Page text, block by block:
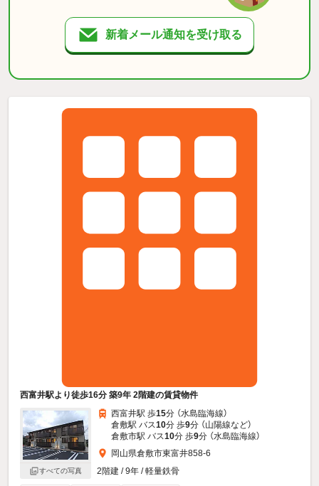
新着メール通知を受け取る
西富井駅より徒歩16分 築9年 2階建の賃貸物件
すべての写真
西富井駅 歩15分 （水島臨海線）
倉敷駅 バス10分 歩9分 （山陽線など）
倉敷市駅 バス10分 歩9分 （水島臨海線）
岡山県倉敷市東富井858-6
2階建 / 9年 / 軽量鉄骨